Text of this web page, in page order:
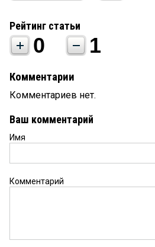
Рейтинг статьи
0 1
Комментарии
Комментариев нет.
Ваш комментарий
Имя
Комментарий